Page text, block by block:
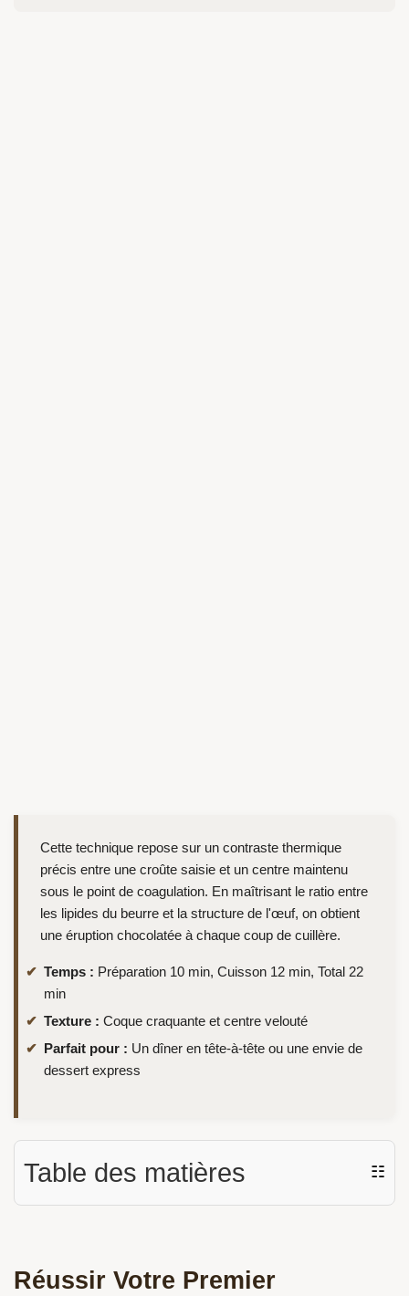
Cette technique repose sur un contraste thermique
précis entre une croûte saisie et un centre maintenu
sous le point de coagulation. En maîtrisant le ratio entre
les lipides du beurre et la structure de l'œuf, on obtient
une éruption chocolatée à chaque coup de cuillère.
Temps : Préparation 10 min, Cuisson 12 min, Total 22
min
Texture : Coque craquante et centre velouté
Parfait pour : Un dîner en tête-à-tête ou une envie de
dessert express
Table des matières ☷
Réussir Votre Premier